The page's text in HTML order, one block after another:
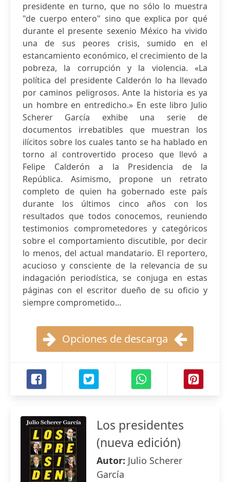
presidente en turno, que no sólo lo muestra
"de cuerpo entero" sino que explica por qué
durante el presente sexenio México ha vivido
una de sus peores crisis, sumido en el
estancamiento económico, el crecimiento de la
pobreza, la corrupción y la violencia. «La
política del presidente Calderón lo ha llevado
por caminos peligrosos. Ante la historia es ya
un hombre en entredicho.» En este libro Julio
Scherer García exhibe una serie de
documentos irrebatibles que muestran los
ilícitos sobre los cuales tanto se ha hablado en
torno al controvertido proceso que llevó a
Felipe Calderón a la Presidencia de la
República. Asimismo, propone un retrato
completo de quien ha gobernado este país
durante los últimos cinco años con los
resultados que todos conocemos, reuniendo
testimonios comprometedores y categóricos
sobre el comportamiento discutible, por decir
lo menos, del actual mandatario. El reportero,
acucioso y consciente de la relevancia de su
indagación periodística, se conjuga en estas
páginas con el escritor dueño de su oficio y
siempre comprometido...
Opciones de descarga
Los presidentes
(nueva edición)
Autor: Julio Scherer
García